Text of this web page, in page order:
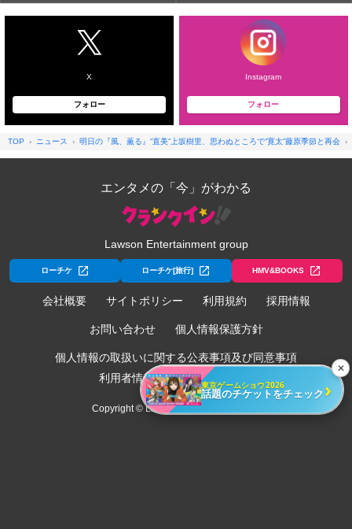
X
フォロー
Instagram
フォロー
TOP ニュース 明日の『風、薫る』“直美”上坂樹里、思わぬところで“寛太”藤原季節と再会
エンタメの「今」がわかる
Lawson Entertainment group
ローチケ ローチケ[旅行] HMV&BOOKS
会社概要 サイトポリシー 利用規約 採用情報
お問い合わせ 個人情報保護方針
個人情報の取扱いに関する公表事項及び同意事項
利用者情報の外部送信について
Copyright © Lawson Entertainment, Inc.
✕
東京ゲームショウ2026
話題のチケットをチェック ›